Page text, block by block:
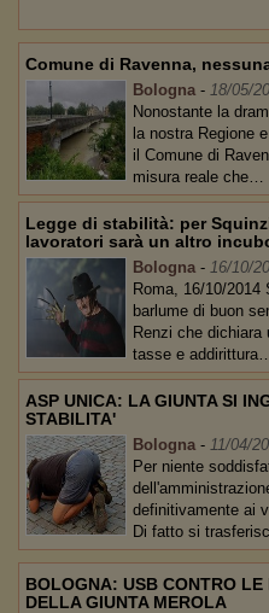
Comune di Ravenna,
Bologna - 18/05/
Nonostante la
la nostra Regione
il Comune di
misura reale che…
Legge di stabilità: per
lavoratori sarà un altro
Bologna - 16/10/
Roma, 16/10/2014
barlume di buon
Renzi che
tasse e
ASP UNICA: LA GIUNTA SI
STABILITA'
Bologna - 11/04/
Per niente
definitivamente ai
Di fatto si
BOLOGNA: USB CONTRO
DELLA GIUNTA MEROLA